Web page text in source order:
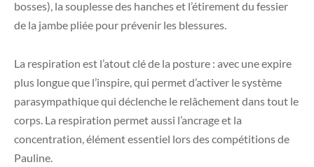
bosses), la souplesse des hanches et l’étirement du fessier
de la jambe pliée pour prévenir les blessures.
La respiration est l’atout clé de la posture : avec une expire
plus longue que l’inspire, qui permet d’activer le système
parasympathique qui déclenche le relâchement dans tout le
corps. La respiration permet aussi l’ancrage et la
concentration, élément essentiel lors des compétitions de
Pauline.